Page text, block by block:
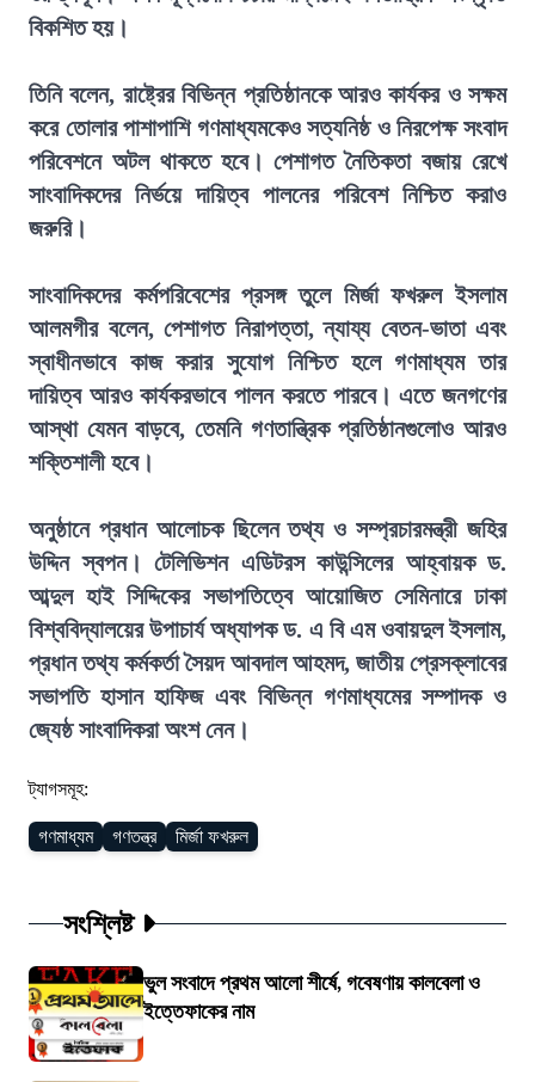
বিকশিত হয়।
তিনি বলেন, রাষ্ট্রের বিভিন্ন প্রতিষ্ঠানকে আরও কার্যকর ও সক্ষম
করে তোলার পাশাপাশি গণমাধ্যমকেও সত্যনিষ্ঠ ও নিরপেক্ষ সংবাদ
পরিবেশনে অটল থাকতে হবে। পেশাগত নৈতিকতা বজায় রেখে
সাংবাদিকদের নির্ভয়ে দায়িত্ব পালনের পরিবেশ নিশ্চিত করাও
জরুরি।
সাংবাদিকদের কর্মপরিবেশের প্রসঙ্গ তুলে মির্জা ফখরুল ইসলাম
আলমগীর বলেন, পেশাগত নিরাপত্তা, ন্যায্য বেতন-ভাতা এবং
স্বাধীনভাবে কাজ করার সুযোগ নিশ্চিত হলে গণমাধ্যম তার
দায়িত্ব আরও কার্যকরভাবে পালন করতে পারবে। এতে জনগণের
আস্থা যেমন বাড়বে, তেমনি গণতান্ত্রিক প্রতিষ্ঠানগুলোও আরও
শক্তিশালী হবে।
অনুষ্ঠানে প্রধান আলোচক ছিলেন তথ্য ও সম্প্রচারমন্ত্রী জহির
উদ্দিন স্বপন। টেলিভিশন এডিটরস কাউন্সিলের আহ্বায়ক ড.
আব্দুল হাই সিদ্দিকের সভাপতিত্বে আয়োজিত সেমিনারে ঢাকা
বিশ্ববিদ্যালয়ের উপাচার্য অধ্যাপক ড. এ বি এম ওবায়দুল ইসলাম,
প্রধান তথ্য কর্মকর্তা সৈয়দ আবদাল আহমদ, জাতীয় প্রেসক্লাবের
সভাপতি হাসান হাফিজ এবং বিভিন্ন গণমাধ্যমের সম্পাদক ও
জ্যেষ্ঠ সাংবাদিকরা অংশ নেন।
ট্যাগসমূহ:
গণমাধ্যম গণতন্ত্র মির্জা ফখরুল
সংশ্লিষ্ট
ভুল সংবাদে প্রথম আলো শীর্ষে, গবেষণায় কালবেলা ও
ইত্তেফাকের নাম